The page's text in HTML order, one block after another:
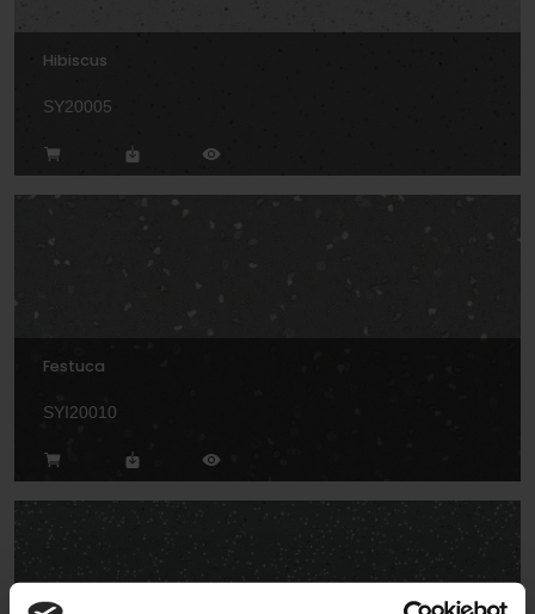
Hibiscus
SY20005
Festuca
SYI20010